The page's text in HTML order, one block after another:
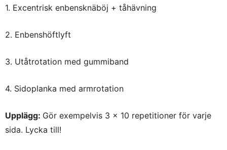
1. Excentrisk enbensknäböj + tåhävning
2. Enbenshöftlyft
3. Utåtrotation med gummiband
4. Sidoplanka med armrotation
Upplägg: Gör exempelvis 3 x 10 repetitioner för varje
sida. Lycka till!